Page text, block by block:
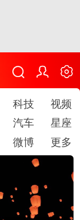
科技
视频
汽车
星座
微博 更多